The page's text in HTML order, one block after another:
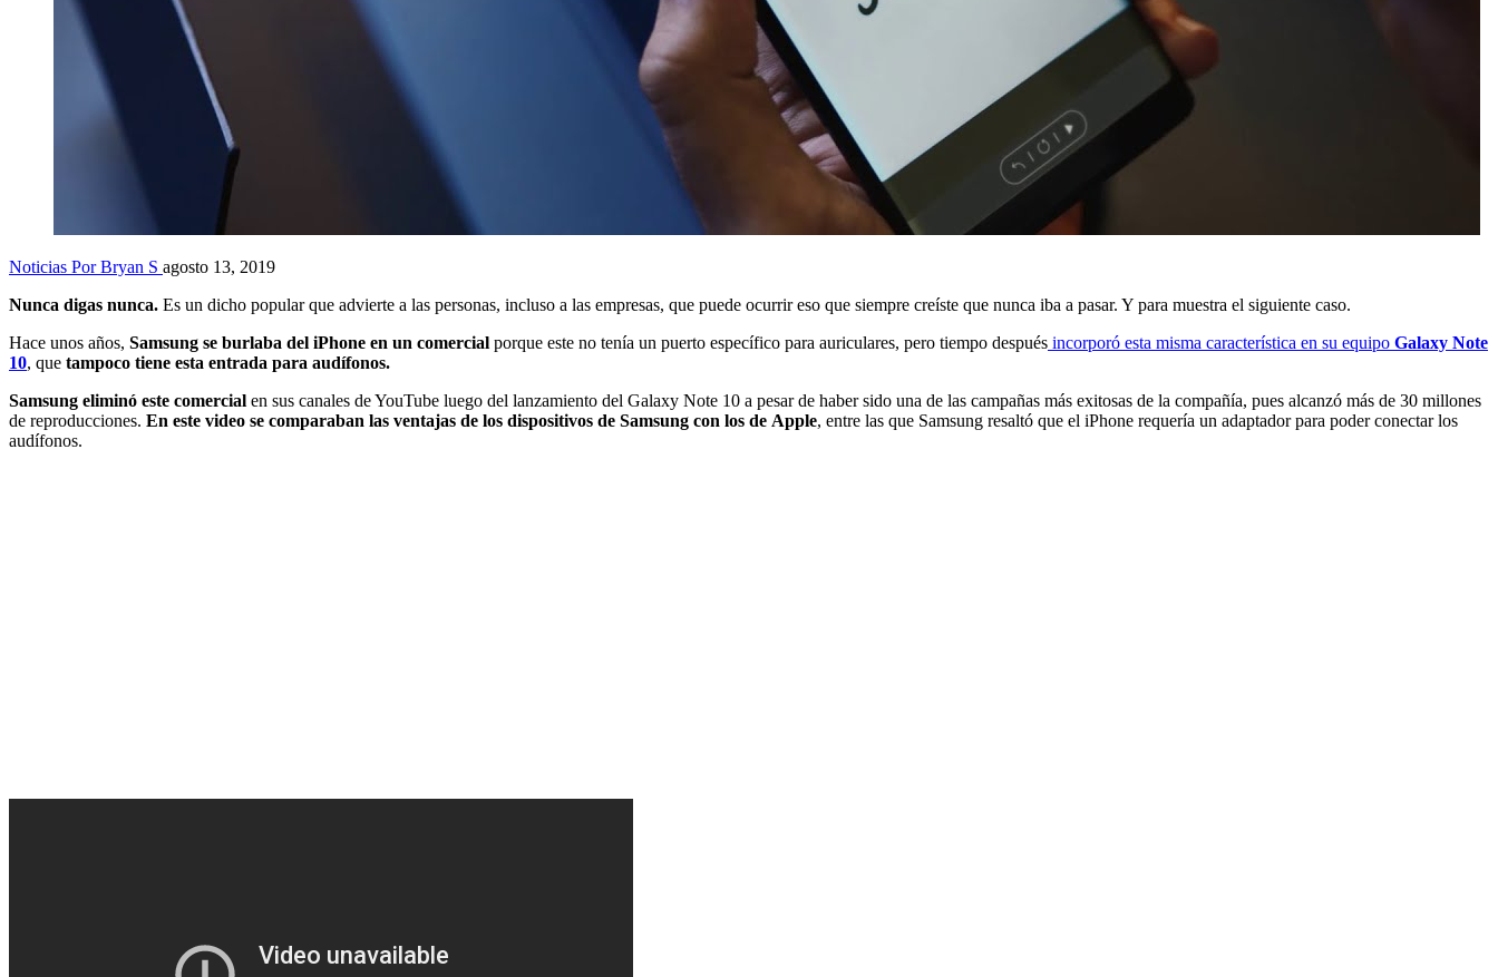
Noticias Por Bryan S agosto 13, 2019
Nunca digas nunca. Es un dicho popular que advierte a las personas, incluso a las empresas, que puede ocurrir eso que siempre creíste que nunca iba a pasar. Y para muestra el siguiente caso.
Hace unos años, Samsung se burlaba del iPhone en un comercial porque este no tenía un puerto específico para auriculares, pero tiempo después incorporó esta misma característica en su equipo Galaxy Note
10, que tampoco tiene esta entrada para audífonos.
Samsung eliminó este comercial en sus canales de YouTube luego del lanzamiento del Galaxy Note 10 a pesar de haber sido una de las campañas más exitosas de la compañía, pues alcanzó más de 30 millones
de reproducciones. En este video se comparaban las ventajas de los dispositivos de Samsung con los de Apple, entre las que Samsung resaltó que el iPhone requería un adaptador para poder conectar los
audífonos.